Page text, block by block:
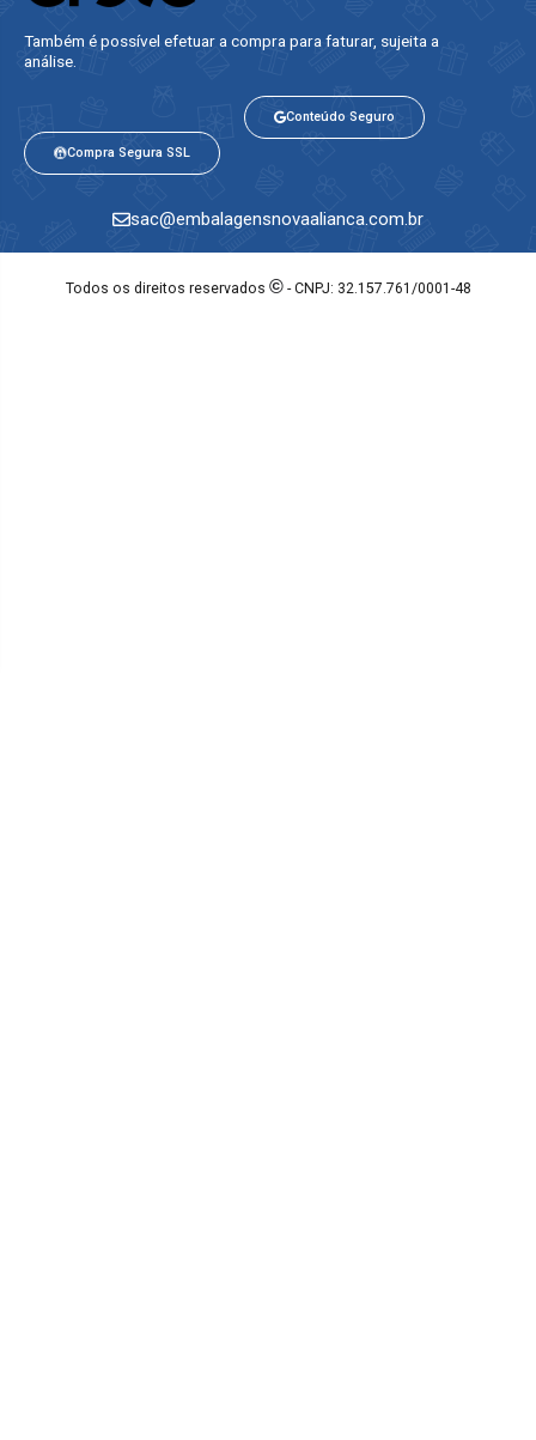
Também é possível efetuar a compra para faturar, sujeita a
análise.​
Compra Segura SSL
Conteúdo Seguro
sac@embalagensnovaalianca.com.br
Todos os direitos reservados ©- CNPJ: 32.157.761/0001-48